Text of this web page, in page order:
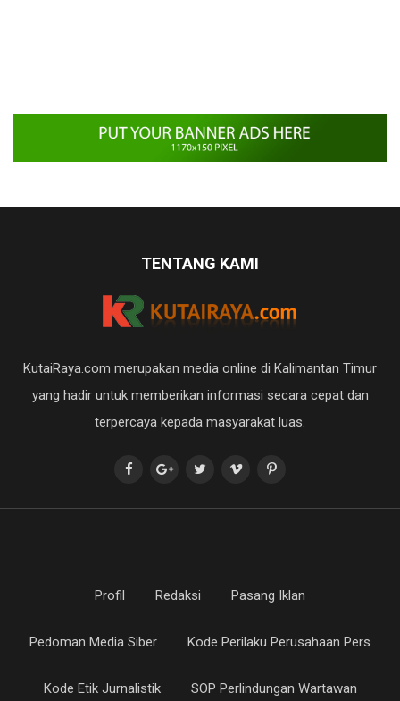
TENTANG KAMI
KutaiRaya.com merupakan media online di Kalimantan Timur
yang hadir untuk memberikan informasi secara cepat dan
terpercaya kepada masyarakat luas.
Profil Redaksi Pasang Iklan
Pedoman Media Siber Kode Perilaku Perusahaan Pers
Kode Etik Jurnalistik SOP Perlindungan Wartawan